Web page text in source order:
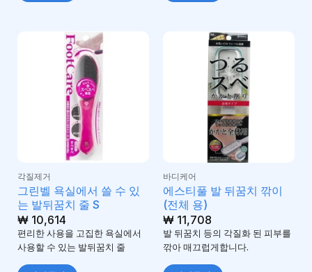
각질제거
그린벨 욕실에서 쓸 수 있
는 발뒤꿈치 줄 S
₩10,614
편리한 사용을 고집한 욕실에서
사용할 수 있는 발뒤꿈치 줄
바디케어
에스티풀 발 뒤꿈치 깎이
(전체 용)
₩11,708
발 뒤꿈치 등의 각질화 된 피부를
깎아 매끄럽게합니다.